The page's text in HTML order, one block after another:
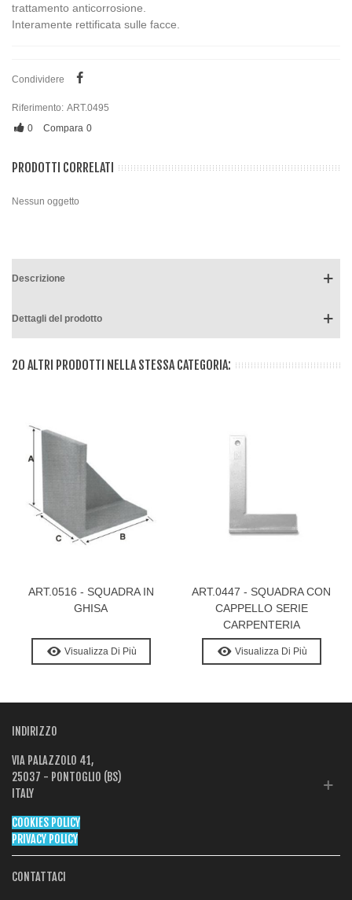
trattamento anticorrosione.
Interamente rettificata sulle facce.
Condividere
Riferimento: ART.0495
0
Compara 0
PRODOTTI CORRELATI
Nessun oggetto
Descrizione
Dettagli del prodotto
20 ALTRI PRODOTTI NELLA STESSA CATEGORIA:
ART.0516 - SQUADRA IN
GHISA
Visualizza Di Più
ART.0447 - SQUADRA CON
CAPPELLO SERIE
CARPENTERIA
Visualizza Di Più
INDIRIZZO
VIA PALAZZOLO 41,
25037 - PONTOGLIO (BS)
ITALY
COOKIES POLICY
PRIVACY POLICY
CONTATTACI